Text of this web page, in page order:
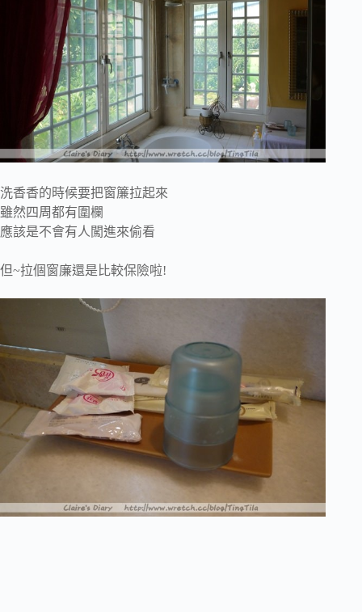
洗香香的時候要把窗簾拉起來
雖然四周都有圍欄
應該是不會有人闖進來偷看
但~拉個窗廉還是比較保險啦!